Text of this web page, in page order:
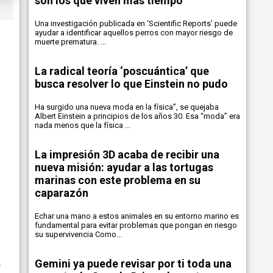
Una investigación publicada en ‘Scientific Reports’ puede
ayudar a identificar aquellos perros con mayor riesgo de
muerte prematura. ...
La radical teoría ‘poscuántica’ que
busca resolver lo que Einstein no pudo
Ha surgido una nueva moda en la física”, se quejaba
Albert Einstein a principios de los años 30. Esa “moda” era
nada menos que la física ...
La impresión 3D acaba de recibir una
nueva misión: ayudar a las tortugas
marinas con este problema en su
caparazón
Echar una mano a estos animales en su entorno marino es
fundamental para evitar problemas que pongan en riesgo
su supervivencia Como...
Gemini ya puede revisar por ti toda una